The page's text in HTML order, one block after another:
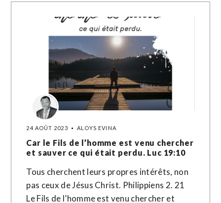
24 AOÛT 2023 ALOYS EVINA
Car le Fils de l’homme est venu chercher
et sauver ce qui était perdu. Luc 19:10
Tous cherchent leurs propres intérêts, non
pas ceux de Jésus Christ. Philippiens 2. 21
Le Fils de l’homme est venu chercher et